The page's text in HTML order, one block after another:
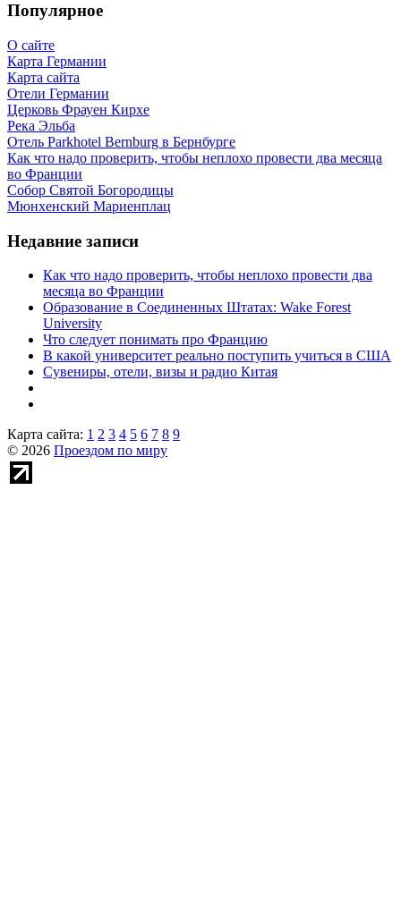
Популярное
О сайте
Карта Германии
Карта сайта
Отели Германии
Церковь Фрауен Кирхе
Река Эльба
Отель Parkhotel Bernburg в Бернбурге
Как что надо проверить, чтобы неплохо провести два месяца
во Франции
Собор Святой Богородицы
Мюнхенский Мариенплац
Недавние записи
Как что надо проверить, чтобы неплохо провести два
месяца во Франции
Образование в Соединенных Штатах: Wake Forest
University
Что следует понимать про Францию
В какой университет реально поступить учиться в США
Сувениры, отели, визы и радио Китая
Карта сайта: 1 2 3 4 5 6 7 8 9
© 2026 Проездом по миру